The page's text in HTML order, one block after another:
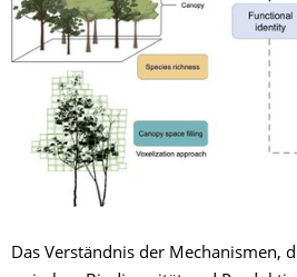
Das Verständnis der Mechanismen,